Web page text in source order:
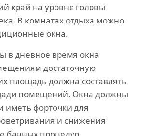
край на уровне головы
В комнатах отдыха можно
окна.
в дневное время окна
достаточную
площадь должна составлять
помещений. Окна должны
иметь форточки для
и снижения
банных процедур.